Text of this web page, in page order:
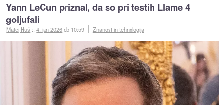
Yann LeCun priznal, da so pri testih Llame 4
goljufali
Matej Huš ::4. jan 2026ob 10:59 Znanost in tehnologija